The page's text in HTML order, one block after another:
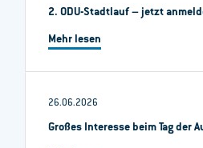
2. ODU-Stadtlauf – jetzt
Mehr lesen
26.06.2026
Großes Interesse beim Tag der